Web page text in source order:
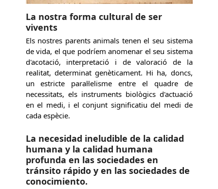
La nostra forma cultural de ser
vivents
Els nostres parents animals tenen el seu sistema
de vida, el que podríem anomenar el seu sistema
d'acotació, interpretació i de valoració de la
realitat, determinat genèticament. Hi ha, doncs,
un estricte paral·lelisme entre el quadre de
necessitats, els instruments biològics d'actuació
en el medi, i el conjunt significatiu del medi de
cada espècie.
La necesidad ineludible de la calidad
humana y la calidad humana
profunda en las sociedades en
tránsito rápido y en las sociedades de
conocimiento.